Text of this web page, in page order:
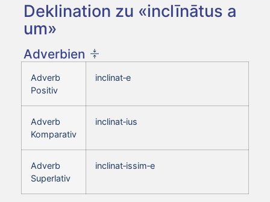
Deklination zu «inclīnātus a
um»
Adverbien
Adverb
Positiv
inclinat‑e
Adverb
Komparativ
inclinat‑ius
Adverb
Superlativ
inclinat‑issim‑e